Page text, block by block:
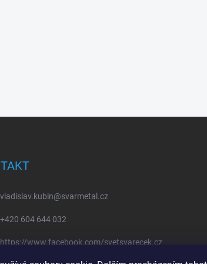
vladislav.kubin@svarmetal.cz
+420 604 644 032
https://www.facebook.com/svetsvarecek.cz